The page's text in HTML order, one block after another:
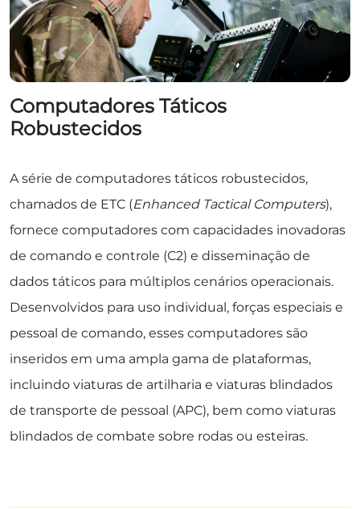
Computadores Táticos
Robustecidos
A série de computadores táticos robustecidos,
chamados de ETC (Enhanced Tactical Computers),
fornece computadores com capacidades inovadoras
de comando e controle (C2) e disseminação de
dados táticos para múltiplos cenários operacionais.
Desenvolvidos para uso individual, forças especiais e
pessoal de comando, esses computadores são
inseridos em uma ampla gama de plataformas,
incluindo viaturas de artilharia e viaturas blindados
de transporte de pessoal (APC), bem como viaturas
blindados de combate sobre rodas ou esteiras.